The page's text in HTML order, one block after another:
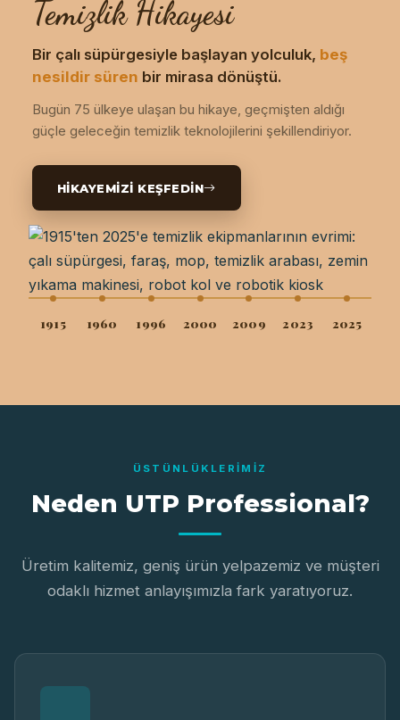
Temizlik Hikayesi
Bir çalı süpürgesiyle başlayan yolculuk, beş
nesildir süren bir mirasa dönüştü.
Bugün 75 ülkeye ulaşan bu hikaye, geçmişten aldığı
güçle geleceğin temizlik teknolojilerini şekillendiriyor.
HIKAYEMIZI KEŞFEDIN
1915 1960 1996 2000 2009 2023 2025
ÜSTÜNLÜKLERIMIZ
Neden UTP Professional?
Üretim kalitemiz, geniş ürün yelpazemiz ve müşteri
odaklı hizmet anlayışımızla fark yaratıyoruz.